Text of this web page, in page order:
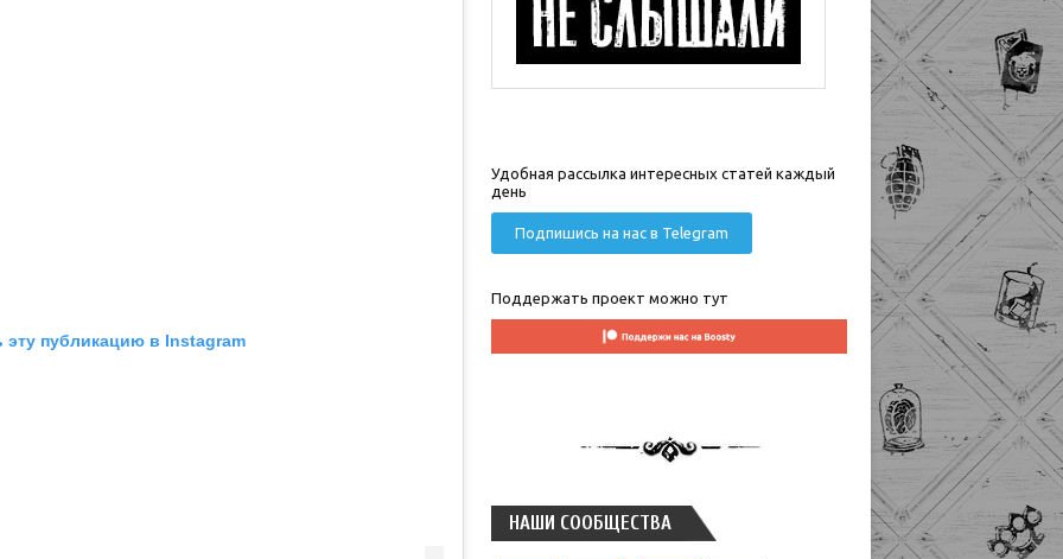
эту публикацию в Instagram
Удобная рассылка интересных статей каждый
день
Подпишись на нас в Telegram
Поддержать проект можно тут
НАШИ СООБЩЕСТВА